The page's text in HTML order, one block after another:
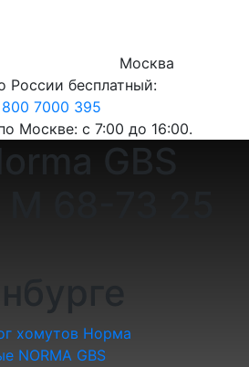
России бесплатный:
7000 395
Москве: с 7:00 до 16:00.
Москва
GBS
хомутов Норма
NORMA GBS